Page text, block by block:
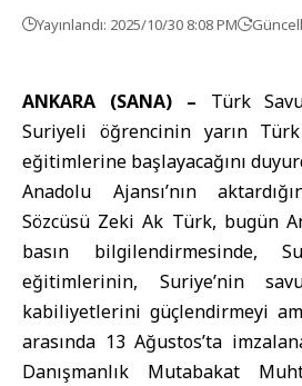
Yayınlandı: 2025/10/30 8:08 PM
ANKARA (SANA) – Türk
Suriyeli öğrencinin yarın
eğitimlerine başlayacağını
Anadolu Ajansı’nın
Sözcüsü Zeki Ak Türk, bugün
basın bilgilendirmesinde,
eğitimlerinin, Suriye’nin
kabiliyetlerini güçlendirmeyi
arasında 13 Ağustos’ta
Danışmanlık Mutabakat